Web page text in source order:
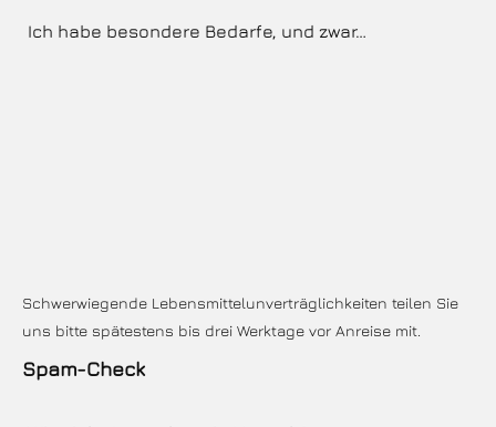
Schwerwiegende Lebensmittelunverträglichkeiten teilen Sie
uns bitte spätestens bis drei Werktage vor Anreise mit.
Spam-Check